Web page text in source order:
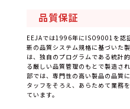
品質保証
EEJAでは1996年にISO9001を認
新の品質システム規格に基づいた
は、独自のプログラムである統計
る厳しい品質管理のもとで製造さ
部では、専門性の高い製品の品質
タッフをそろえ、あらためて業務
ています。